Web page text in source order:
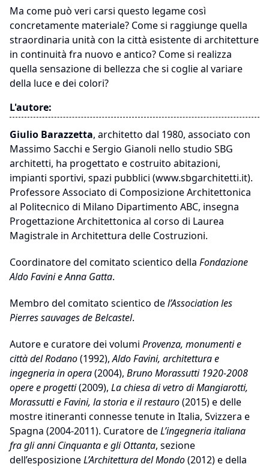
Ma come può veri carsi questo legame così
concretamente materiale? Come si raggiunge quella
straordinaria unità con la città esistente di architetture
in continuità fra nuovo e antico? Come si realizza
quella sensazione di bellezza che si coglie al variare
della luce e dei colori?
L'autore:
Giulio Barazzetta, architetto dal 1980, associato con
Massimo Sacchi e Sergio Gianoli nello studio SBG
architetti, ha progettato e costruito abitazioni,
impianti sportivi, spazi pubblici (www.sbgarchitetti.it).
Professore Associato di Composizione Architettonica
al Politecnico di Milano Dipartimento ABC, insegna
Progettazione Architettonica al corso di Laurea
Magistrale in Architettura delle Costruzioni.
Coordinatore del comitato scientico della Fondazione
Aldo Favini e Anna Gatta.
Membro del comitato scientico del’Association les
Pierres sauvages de Belcastel.
Autore e curatore dei volumi Provenza, monumenti e
città del Rodano(1992),Aldo Favini, architettura e
ingegneria in opera(2004), Bruno Morassutti 1920-2008
opere e progetti(2009), La chiesa di vetro di Mangiarotti,
Morassutti e Favini, la storia e il restauro(2015) e delle
mostre itineranti connesse tenute in Italia, Svizzera e
Spagna (2004-2011). Curatore deL’ingegneria italiana
fra gli anni Cinquanta e gli Ottanta, sezione
dell’esposizioneL’Architettura del Mondo(2012) e della